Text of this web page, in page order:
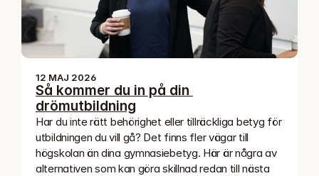
12 MAJ 2026
Så kommer du in på din
drömutbildning
Har du inte rätt behörighet eller tillräckliga betyg för
utbildningen du vill gå? Det finns fler vägar till
högskolan än dina gymnasiebetyg. Här är några av
alternativen som kan göra skillnad redan till nästa